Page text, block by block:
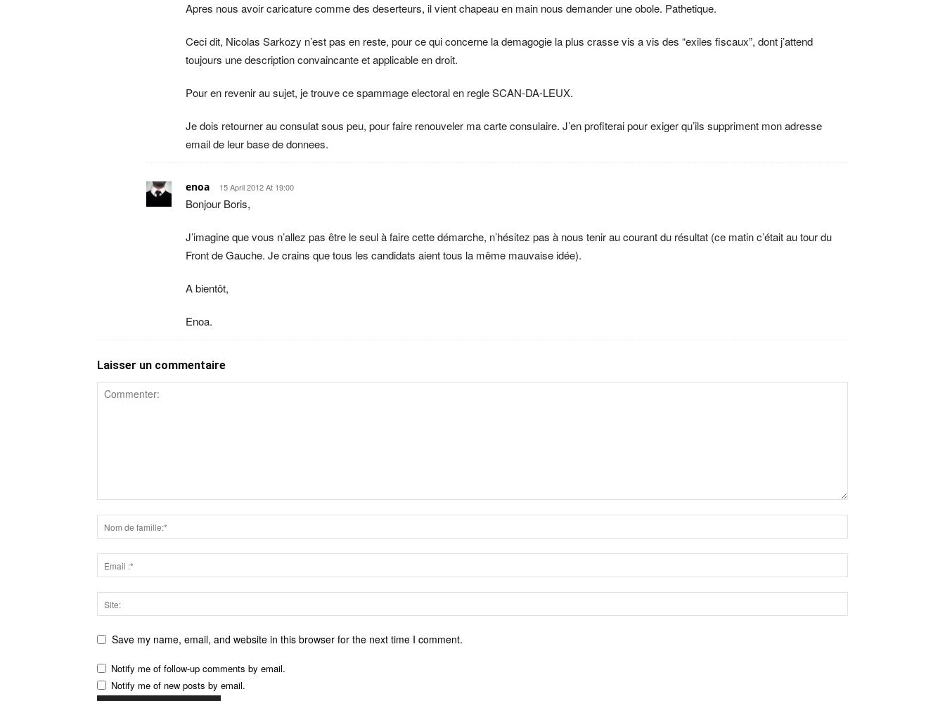
Apres nous avoir caricature comme des deserteurs, il vient chapeau en main nous demander une obole. Pathetique.
Ceci dit, Nicolas Sarkozy n’est pas en reste, pour ce qui concerne la demagogie la plus crasse vis a vis des “exiles fiscaux”, dont j’attend
toujours une description convaincante et applicable en droit.
Pour en revenir au sujet, je trouve ce spammage electoral en regle SCAN-DA-LEUX.
Je dois retourner au consulat sous peu, pour faire renouveler ma carte consulaire. J’en profiterai pour exiger qu’ils suppriment mon adresse
email de leur base de donnees.
enoa 15 April 2012 At 19:00
Bonjour Boris,
J’imagine que vous n’allez pas être le seul à faire cette démarche, n’hésitez pas à nous tenir au courant du résultat (ce matin c’était au tour du
Front de Gauche. Je crains que tous les candidats aient tous la même mauvaise idée).
A bientôt,
Enoa.
Laisser un commentaire
Save my name, email, and website in this browser for the next time I comment.
Notify me of follow-up comments by email.
Notify me of new posts by email.